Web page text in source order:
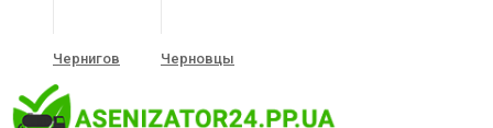
Чернигов Черновцы